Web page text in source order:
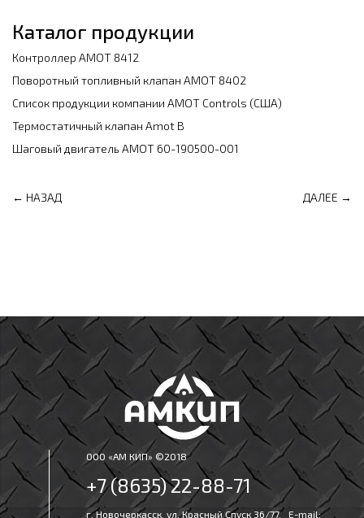
Каталог продукции
Контроллер АМОТ 8412
Поворотный топливный клапан АМОТ 8402
Список продукции компании АМОТ Controls (США)
Термостатичный клапан Amot B
Шаговый двигатель AMOT 60-190500-001
← НАЗАД ДАЛЕЕ →
ООО «АМ КИП» ©2018
+7 (8635) 22-88-71
г. Новочеркасск, ул. Красный Спуск 36/77, E-mail: